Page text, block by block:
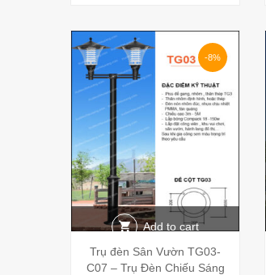
-8%
Add to cart
Trụ đèn Sân Vườn TG03-
C07 – Trụ Đèn Chiếu Sáng